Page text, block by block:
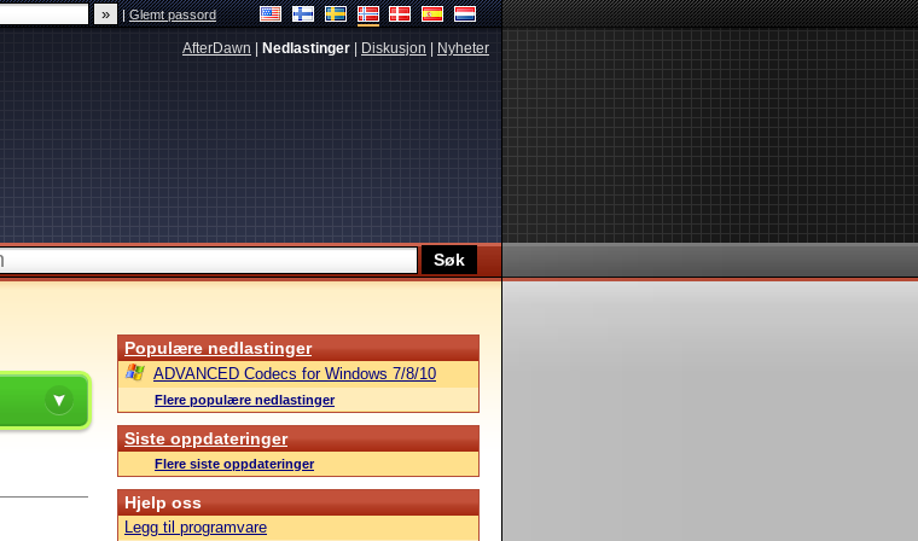
|Glemt passord
AfterDawn Nedlastinger Diskusjon Nyheter
Populære nedlastinger
ADVANCED Codecs for Windows 7/8/10
Flere populære nedlastinger
Siste oppdateringer
Flere siste oppdateringer
Hjelp oss
Legg til programvare